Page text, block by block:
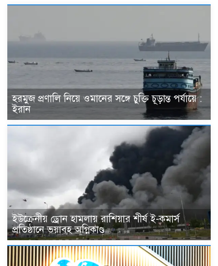
হরমুজ প্রণালি নিয়ে ওমানের সঙ্গে চুক্তি চূড়ান্ত পর্যায়ে :
ইরান
ইউক্রেনীয় ড্রোন হামলায় রাশিয়ার শীর্ষ ই-কমার্স
প্রতিষ্ঠানে ভয়াবহ অগ্নিকাণ্ড